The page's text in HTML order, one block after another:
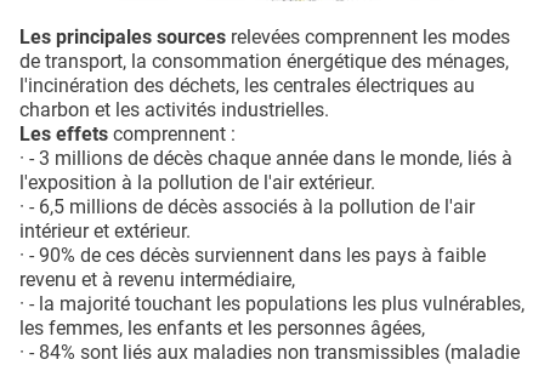
Les principales sources relevées comprennent les modes
de transport, la consommation énergétique des ménages,
l'incinération des déchets, les centrales électriques au
charbon et les activités industrielles.
Les effets comprennent :
· - 3 millions de décès chaque année dans le monde, liés à
l'exposition à la pollution de l'air extérieur.
· - 6,5 millions de décès associés à la pollution de l'air
intérieur et extérieur.
· - 90% de ces décès surviennent dans les pays à faible
revenu et à revenu intermédiaire,
· - la majorité touchant les populations les plus vulnérables,
les femmes, les enfants et les personnes âgées,
· - 84% sont liés aux maladies non transmissibles (maladie